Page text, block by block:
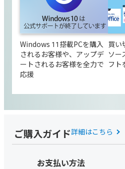
Windows 11搭載PCを購入
されるお客様や、アップデ
ートされるお客様を全力で
応援
買い
ソー
フト
ご購入ガイド詳細はこちら
お支払い方法